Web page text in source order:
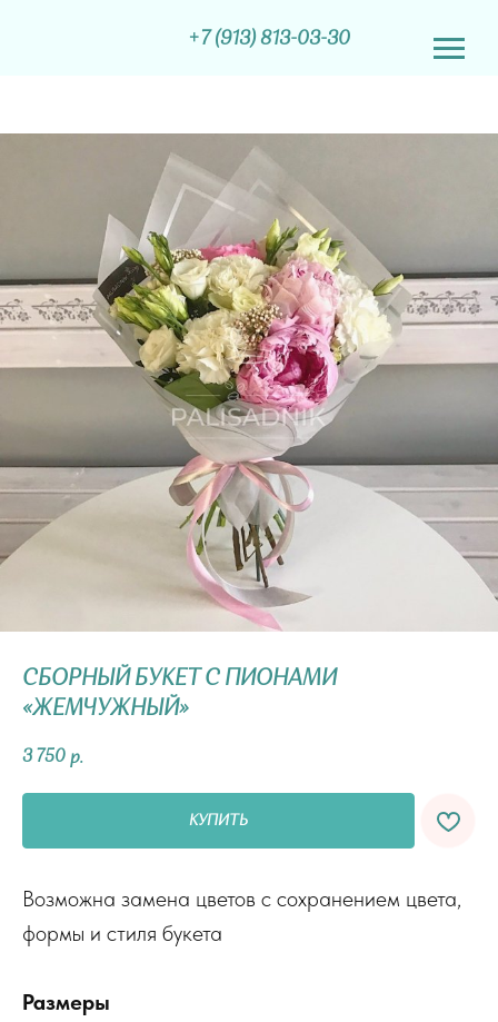
+7 (913) 813-03-30
СБОРНЫЙ БУКЕТ С ПИОНАМИ
«ЖЕМЧУЖНЫЙ»
3 750 р.
КУПИТЬ
Возможна замена цветов с сохранением цвета,
формы и стиля букета
Размеры